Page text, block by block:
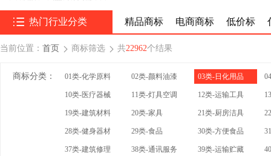
 热门行业分类 精品商标 电商商标 低价标
当前位置： 首页  商标筛选  共22962个结果
商标分类： 01类-化学原料 02类-颜料油漆 03类-日化用品
10类-医疗器械 11类-灯具空调 12类-运输工具
19类-建筑材料 20类-家具 21类-厨房洁具
28类-健身器材 29类-食品 30类-方便食品
37类-建筑修理 38类-通讯服务 39类-运输贮藏